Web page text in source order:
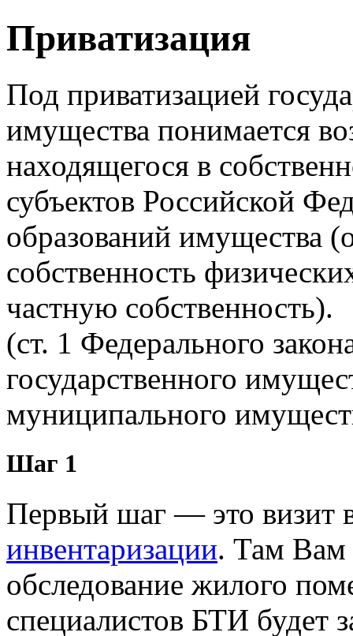
Приватизация
Под приватизацией
имущества понимается
находящегося в
субъектов Российской
образований имущества
собственность
частную собственность).
(ст. 1 Федерального
государственного
муниципального
Шаг 1
Первый шаг — это визит
инвентаризации. Там Вам
обследование жилого
специалистов БТИ будет